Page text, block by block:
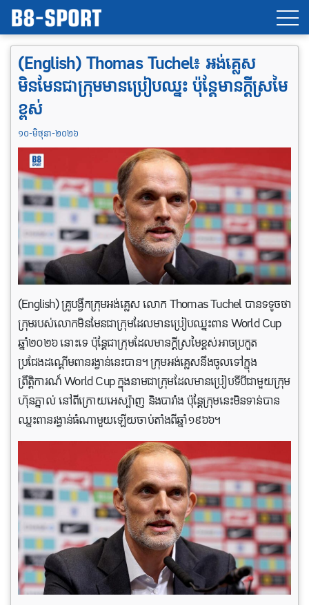
(English) Thomas Tuchel៖ អង់គ្លេស
មិនមែនជាក្រុមមានប្រៀបឈ្នះ ប៉ុន្តែមានក្តីស្រមៃ
ខ្ពស់
១០-មិថុនា-២០២៦
(English) គ្រូបង្វឹកក្រុមអង់គ្លេស លោក Thomas Tuchel បានទទូចថា
ក្រុមរបស់លោកមិនមែនជាក្រុមដែលមានប្រៀបឈ្នះពាន World Cup
ឆ្នាំ២០២៦ នោះទេ ប៉ុន្តែជាក្រុមដែលមានក្តីស្រមៃខ្ពស់អាចប្រកួត
ប្រជែងដណ្តើមពានរង្វាន់នេះបាន។ ក្រុមអង់គ្លេសនឹងចូលទៅក្នុង
ព្រឹត្តិការណ៍ World Cup ក្នុងនាមជាក្រុមដែលមានប្រៀបទីបីជាមួយក្រុម
ហ៊ុនភ្នាល់ នៅពីក្រោយអេស្ប៉ាញ និងបារាំង ប៉ុន្តែក្រុមនេះមិនទាន់បាន
ឈ្នះពានរង្វាន់ធំណាមួយឡើយចាប់តាំងពីឆ្នាំ១៩៦៦។